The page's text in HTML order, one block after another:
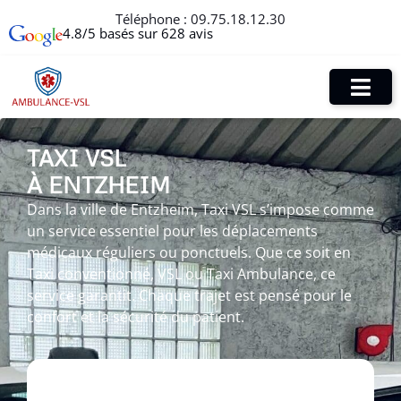
Téléphone : 09.75.18.12.30
4.8/5 basés sur 628 avis
TAXI VSL
À ENTZHEIM
Dans la ville de Entzheim, Taxi VSL s’impose comme
un service essentiel pour les déplacements
médicaux réguliers ou ponctuels. Que ce soit en
Taxi conventionné, VSL ou Taxi Ambulance, ce
service garantit. Chaque trajet est pensé pour le
confort et la sécurité du patient.